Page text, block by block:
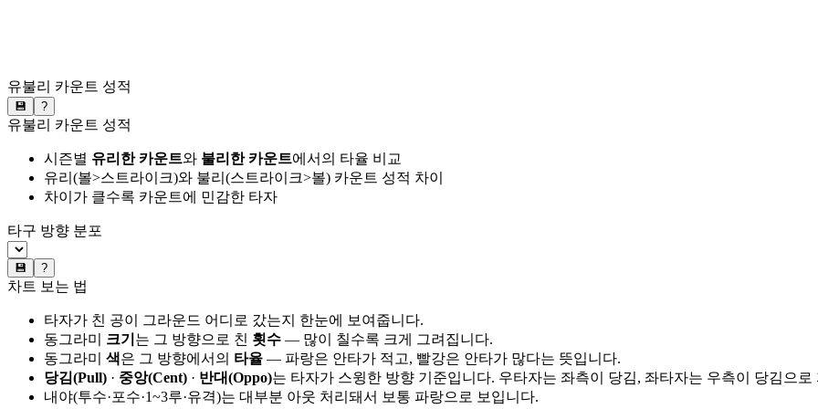
유불리 카운트 성적
💾 ?
유불리 카운트 성적
시즌별 유리한 카운트와 불리한 카운트에서의 타율 비교
유리(볼>스트라이크)와 불리(스트라이크>볼) 카운트 성적 차이
차이가 클수록 카운트에 민감한 타자
타구 방향 분포
💾 ?
차트 보는 법
타자가 친 공이 그라운드 어디로 갔는지 한눈에 보여줍니다.
동그라미 크기 는 그 방향으로 친 횟수 — 많이 칠수록 크게 그려집니다.
동그라미 색은 그 방향에서의 타율 — 파랑은 안타가 적고, 빨강은 안타가 많다는 뜻입니다.
당김(Pull) · 중앙(Cent) · 반대(Oppo)는 타자가 스윙한 방향 기준입니다. 우타자는 좌측이 당김, 좌타자는 우측이 당김으로
내야(투수·포수·1~3루·유격)는 대부분 아웃 처리돼서 보통 파랑으로 보입니다.